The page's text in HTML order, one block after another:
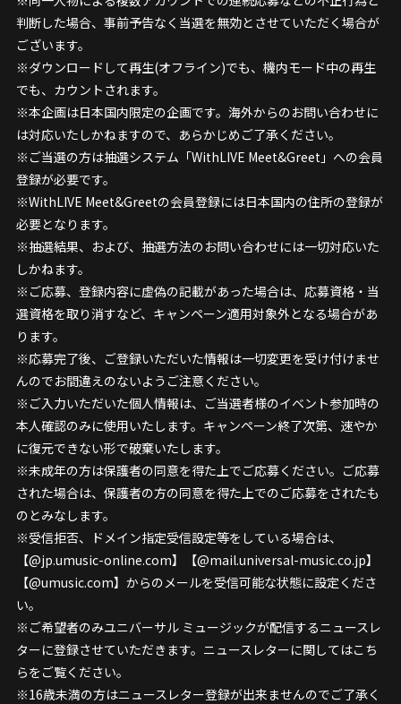
判断した場合、事前予告なく当選を無効とさせていただく場合が
ございます。
※ダウンロードして再生(オフライン)でも、機内モード中の再生
でも、カウントされます。
※本企画は日本国内限定の企画です。海外からのお問い合わせに
は対応いたしかねますので、あらかじめご了承ください。
※ご当選の方は抽選システム「WithLIVE Meet&Greet」への会員
登録が必要です。
※WithLIVE Meet&Greetの会員登録には日本国内の住所の登録が
必要となります。
※抽選結果、および、抽選方法のお問い合わせには一切対応いた
しかねます。
※ご応募、登録内容に虚偽の記載があった場合は、応募資格・当
選資格を取り消すなど、キャンペーン適用対象外となる場合があ
ります。
※応募完了後、ご登録いただいた情報は一切変更を受け付けませ
んのでお間違えのないようご注意ください。
※ご入力いただいた個人情報は、ご当選者様のイベント参加時の
本人確認のみに使用いたします。キャンペーン終了次第、速やか
に復元できない形で破棄いたします。
※未成年の方は保護者の同意を得た上でご応募ください。ご応募
された場合は、保護者の方の同意を得た上でのご応募をされたも
のとみなします。
※受信拒否、ドメイン指定受信設定等をしている場合は、
【@jp.umusic-online.com】【@mail.universal-music.co.jp】
【@umusic.com】からのメールを受信可能な状態に設定くださ
い。
※ご希望者のみユニバーサル ミュージックが配信するニュースレ
ターに登録させていただきます。ニュースレターに関してはこち
らをご覧ください。
※16歳未満の方はニュースレター登録が出来ませんのでご了承く